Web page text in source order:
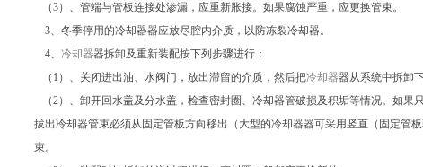
（3）、管端与管板连接处渗漏，应重新胀接。如果腐蚀严重，应更换管束。
3、冬季停用的冷却器器应放尽腔内介质，以防冻裂冷却器。
4、 冷却器器拆卸及重新装配按下列步骤进行：
（1）、关闭进出油、水阀门，放出滞留的介质，然后把冷却器器从系统中拆卸下
（2）、卸开回水盖及分水盖，检查密封圈、冷却器管破损及积垢等情况。如果
拔出冷却器管束必须从固定管板方向移出（大型的冷却器器可采用竖直（固定管
束。